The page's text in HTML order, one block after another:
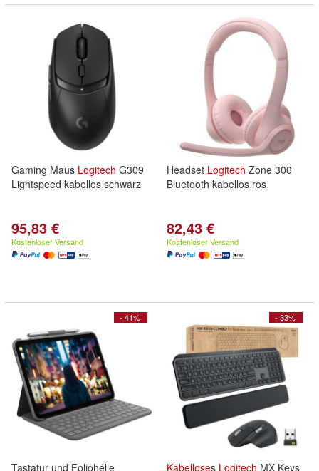
Gaming Maus Logitech G309
Lightspeed kabellos schwarz
95,83 €
Kostenloser Versand
Headset Logitech Zone 300
Bluetooth kabellos ros
82,43 €
Kostenloser Versand
- 41%
Tastatur und Foliohélle
- 33%
Kabelloses Logitech MX Keys